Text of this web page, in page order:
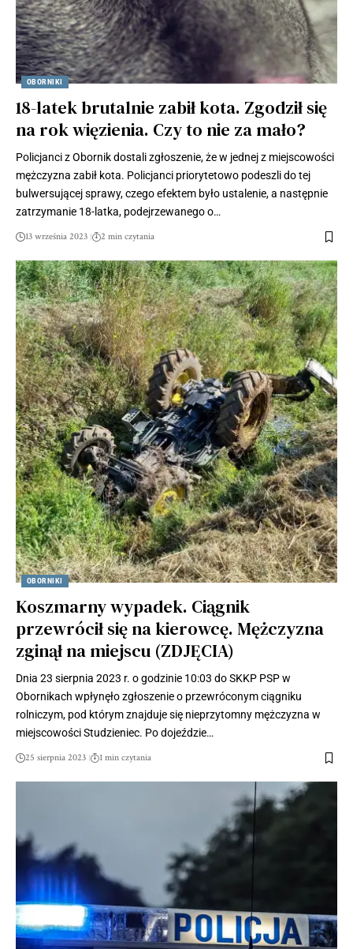
OBORNIKI
18-latek brutalnie zabił kota. Zgodził się
na rok więzienia. Czy to nie za mało?
Policjanci z Obornik dostali zgłoszenie, że w jednej z miejscowości
mężczyzna zabił kota. Policjanci priorytetowo podeszli do tej
bulwersującej sprawy, czego efektem było ustalenie, a następnie
zatrzymanie 18-latka, podejrzewanego o…
13 września 2023 2 min czytania
OBORNIKI
Koszmarny wypadek. Ciągnik
przewrócił się na kierowcę. Mężczyzna
zginął na miejscu (ZDJĘCIA)
Dnia 23 sierpnia 2023 r. o godzinie 10:03 do SKKP PSP w
Obornikach wpłynęło zgłoszenie o przewróconym ciągniku
rolniczym, pod którym znajduje się nieprzytomny mężczyzna w
miejscowości Studzieniec. Po dojeździe…
25 sierpnia 2023 1 min czytania